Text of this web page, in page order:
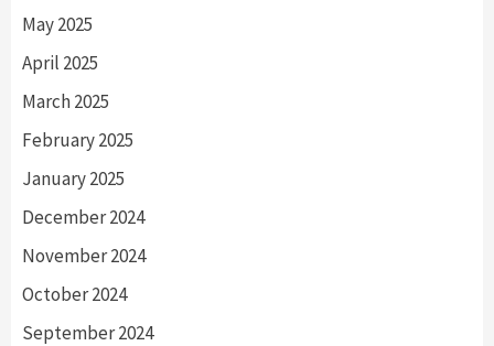
May 2025
April 2025
March 2025
February 2025
January 2025
December 2024
November 2024
October 2024
September 2024